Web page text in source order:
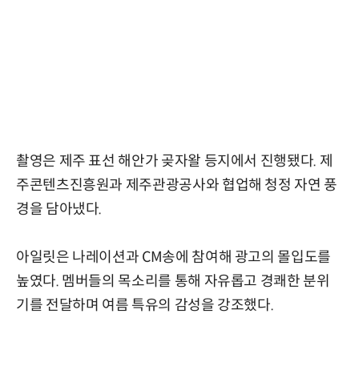
촬영은 제주 표선 해안가 곶자왈 등지에서 진행됐다. 제
주콘텐츠진흥원과 제주관광공사와 협업해 청정 자연 풍
경을 담아냈다.
아일릿은 나레이션과 CM송에 참여해 광고의 몰입도를
높였다. 멤버들의 목소리를 통해 자유롭고 경쾌한 분위
기를 전달하며 여름 특유의 감성을 강조했다.